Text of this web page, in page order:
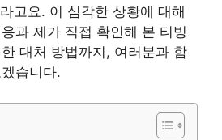
고요. 이 심각한 상황에 대해
과 제가 직접 확인해 본 티빙
대처 방법까지, 여러분과 함
습니다.